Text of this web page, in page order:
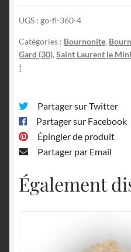
Malines,
Gard.
UGS : go-fl-360-4
Catégories : Bournonite,
Gard (30), Saint Laurent le
!
Partager sur Twitter
Partager sur Facebook
Épingler de produit
Partager par Email
Également